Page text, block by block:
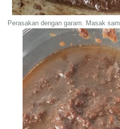
Perasakan dengan garam. Masak